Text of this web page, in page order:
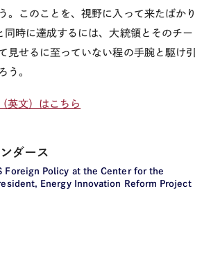
。このことを、視野に入って来たばかり
時に達成するには、大統領とそのチー
見せるに至っていない程の手腕と駆け引
う。
英文）はこちら
Foreign Policy at the Center for the
Energy Innovation Reform Project
ダース